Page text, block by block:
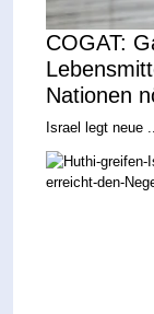
COGAT:
Nationen
Israel legt neue ...